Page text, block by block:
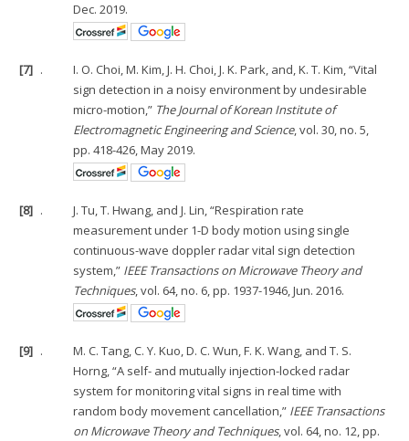
Dec. 2019.
[7] .
I. O. Choi, M. Kim, J. H. Choi, J. K. Park, and, K. T. Kim, “Vital
sign detection in a noisy environment by undesirable
micro-motion,” The Journal of Korean Institute of
Electromagnetic Engineering and Science, vol. 30, no. 5,
pp. 418-426, May 2019.
[8] .
J. Tu, T. Hwang, and J. Lin, “Respiration rate
measurement under 1-D body motion using single
continuous-wave doppler radar vital sign detection
system,” IEEE Transactions on Microwave Theory and
Techniques, vol. 64, no. 6, pp. 1937-1946, Jun. 2016.
[9] .
M. C. Tang, C. Y. Kuo, D. C. Wun, F. K. Wang, and T. S.
Horng, “A self- and mutually injection-locked radar
system for monitoring vital signs in real time with
random body movement cancellation,” IEEE Transactions
on Microwave Theory and Techniques, vol. 64, no. 12, pp.